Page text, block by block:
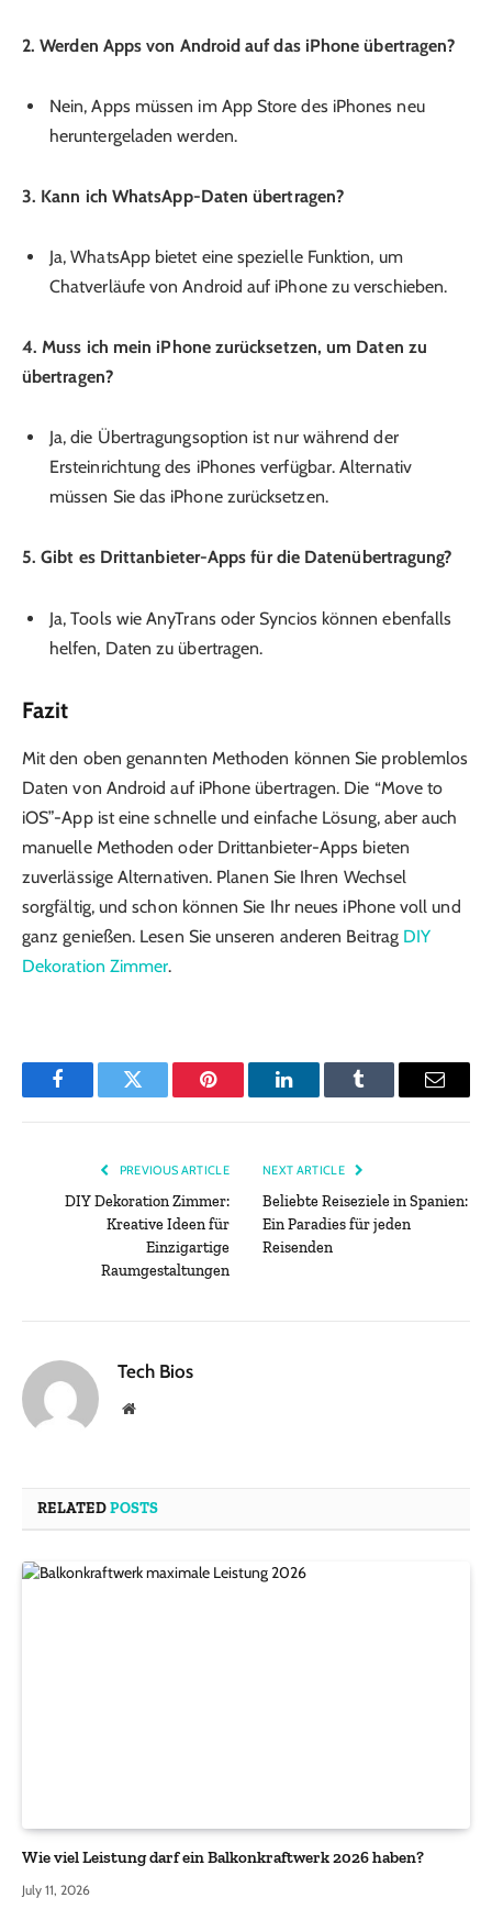
2. Werden Apps von Android auf das iPhone übertragen?
Nein, Apps müssen im App Store des iPhones neu
heruntergeladen werden.
3. Kann ich WhatsApp-Daten übertragen?
Ja, WhatsApp bietet eine spezielle Funktion, um
Chatverläufe von Android auf iPhone zu verschieben.
4. Muss ich mein iPhone zurücksetzen, um Daten zu
übertragen?
Ja, die Übertragungsoption ist nur während der
Ersteinrichtung des iPhones verfügbar. Alternativ
müssen Sie das iPhone zurücksetzen.
5. Gibt es Drittanbieter-Apps für die Datenübertragung?
Ja, Tools wie AnyTrans oder Syncios können ebenfalls
helfen, Daten zu übertragen.
Fazit
Mit den oben genannten Methoden können Sie problemlos
Daten von Android auf iPhone übertragen. Die “Move to
iOS”-App ist eine schnelle und einfache Lösung, aber auch
manuelle Methoden oder Drittanbieter-Apps bieten
zuverlässige Alternativen. Planen Sie Ihren Wechsel
sorgfältig, und schon können Sie Ihr neues iPhone voll und
ganz genießen. Lesen Sie unseren anderen Beitrag DIY
Dekoration Zimmer.
FacebookTwitter Pinterest LinkedInTumblr Email
PREVIOUS ARTICLE
DIY Dekoration Zimmer:
Kreative Ideen für
Einzigartige
Raumgestaltungen
NEXT ARTICLE
Beliebte Reiseziele in Spanien:
Ein Paradies für jeden
Reisenden
Tech Bios
Website
RELATEDPOSTS
Wie viel Leistung darf ein Balkonkraftwerk 2026 haben?
July 11, 2026